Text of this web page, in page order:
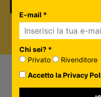
E-mail *
Chi sei? *
Privato
Rivenditore
Accetto la Privacy